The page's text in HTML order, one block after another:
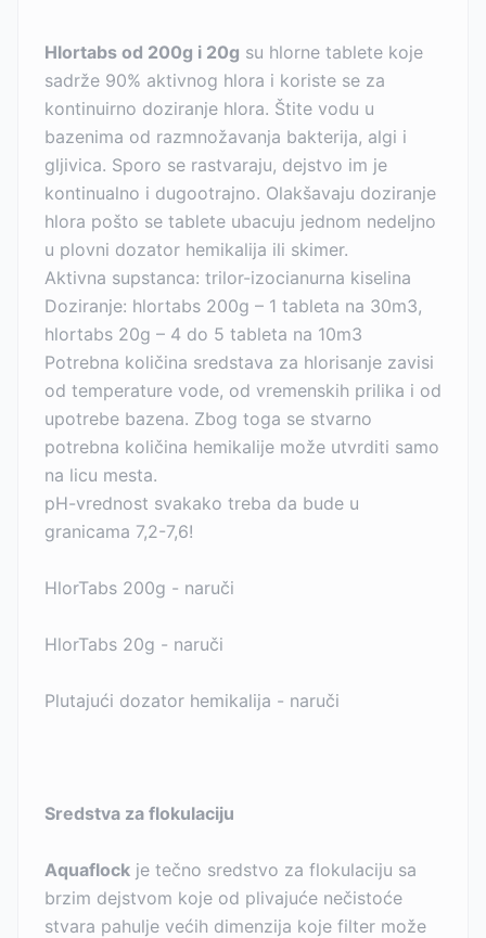
Hlortabs od 200g i 20g su hlorne tablete koje
sadrže 90% aktivnog hlora i koriste se za
kontinuirno doziranje hlora. Štite vodu u
bazenima od razmnožavanja bakterija, algi i
gljivica. Sporo se rastvaraju, dejstvo im je
kontinualno i dugootrajno. Olakšavaju doziranje
hlora pošto se tablete ubacuju jednom nedeljno
u plovni dozator hemikalija ili skimer.
Aktivna supstanca: trilor-izocianurna kiselina
Doziranje: hlortabs 200g – 1 tableta na 30m3,
hlortabs 20g – 4 do 5 tableta na 10m3
Potrebna količina sredstava za hlorisanje zavisi
od temperature vode, od vremenskih prilika i od
upotrebe bazena. Zbog toga se stvarno
potrebna količina hemikalije može utvrditi samo
na licu mesta.
pH-vrednost svakako treba da bude u
granicama 7,2-7,6!
HlorTabs 200g - naruči
HlorTabs 20g - naruči
Plutajući dozator hemikalija - naruči
Sredstva za flokulaciju
Aquaflock je tečno sredstvo za flokulaciju sa
brzim dejstvom koje od plivajuće nečistoće
stvara pahulje većih dimenzija koje filter može